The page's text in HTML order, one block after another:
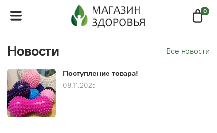
0
Новости Все новости
Поступление товара!
08.11.2025